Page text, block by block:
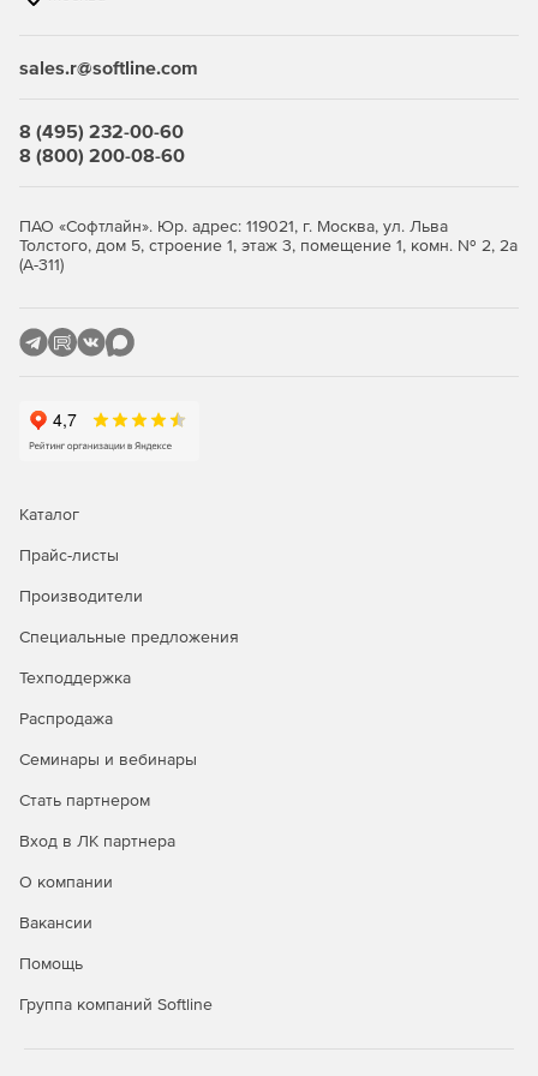
Мониторинг состояния окружающей среды вдоль
Анализ рисков загрязнения почвы, воды и воздуха.
Использование экологически чистых технологий и
5. Организация системы управления охраной
Создание внутренней системы экологического
соблюдение требований.
железных дорог
Экономическое обоснование мероприятий по
улучшению экологической ситуации.
Система стимулирования экологичных решений.
Современные подходы к оценке эколого-
7. Практика экологической безопасности на
sales.r@softline.com
8 (495) 232-00-60
8 (800) 200-08-60
ПАО «Софтлайн». Юр. адрес: 119021, г. Москва, ул. Льва
Толстого, дом 5, строение 1, этаж 3, помещение 1, комн. № 2, 2а
(А-311)
Каталог
Прайс-листы
Производители
Специальные предложения
Техподдержка
Распродажа
Семинары и вебинары
Стать партнером
Вход в ЛК партнера
О компании
Вакансии
Помощь
Группа компаний Softline